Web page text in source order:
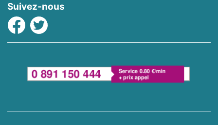
Suivez-nous
Facebook
Twitter